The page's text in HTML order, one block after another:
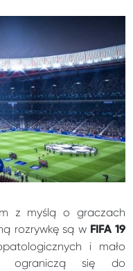
z myślą o graczach
rozrywkę są w FIFA 19
i mało
ograniczą się do